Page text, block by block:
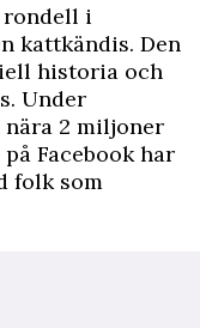
rondell i
kattkändis. Den
historia och
Under
2 miljoner
på Facebookhar
folk som